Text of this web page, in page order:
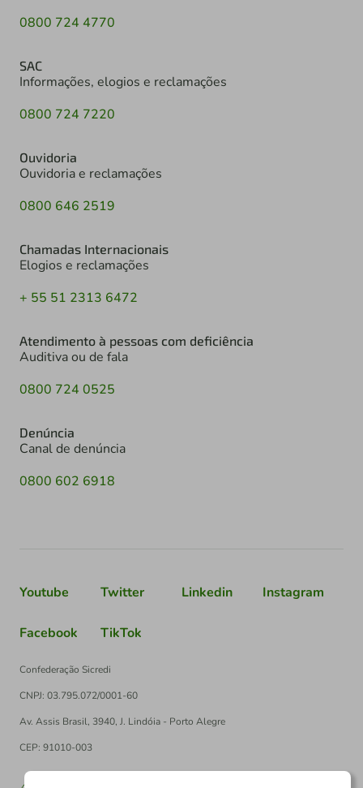
0800 724 4770
SAC
Informações, elogios e reclamações
0800 724 7220
Ouvidoria
Ouvidoria e reclamações
0800 646 2519
Chamadas Internacionais
Elogios e reclamações
+ 55 51 2313 6472
Atendimento à pessoas com deficiência
Auditiva ou de fala
0800 724 0525
Denúncia
Canal de denúncia
0800 602 6918
Youtube Twitter Linkedin Instagram
Facebook TikTok
Confederação Sicredi
CNPJ: 03.795.072/0001-60
Av. Assis Brasil, 3940, J. Lindóia - Porto Alegre
CEP: 91010-003